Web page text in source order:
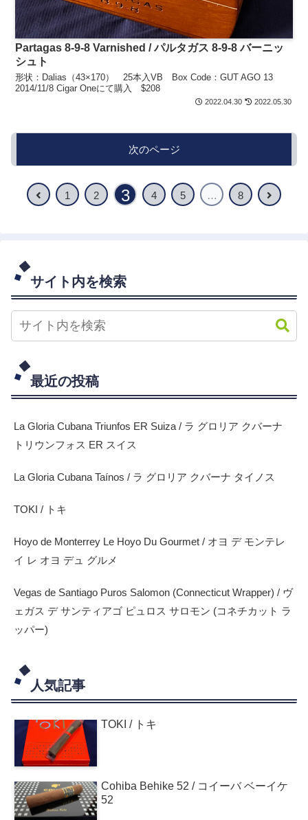
Partagas 8-9-8 Varnished / パルタガス 8-9-8 バーニッ
シュト
形状：Dalias（43×170） 25本入VB Box Code：GUT AGO 13
2014/11/8 Cigar Oneにて購入 $208
2022.04.30 2022.05.30
次のページ
1 2 3 4 5 … 8
サイト内を検索
最近の投稿
La Gloria Cubana Triunfos ER Suiza / ラ グロリア クバーナ
トリウンフォス ER スイス
La Gloria Cubana Taínos / ラ グロリア クバーナ タイノス
TOKI / トキ
Hoyo de Monterrey Le Hoyo Du Gourmet / オヨ デ モンテレ
イ レ オヨ デュ グルメ
Vegas de Santiago Puros Salomon (Connecticut Wrapper) / ヴ
ェガス デ サンティアゴ ピュロス サロモン (コネチカット ラ
ッパー)
人気記事
TOKI / トキ
Cohiba Behike 52 / コイーバ ベーイケ
52